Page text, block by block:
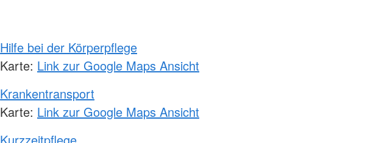
Hilfe bei der Körperpflege
Karte: Link zur Google Maps Ansicht
Krankentransport
Karte: Link zur Google Maps Ansicht